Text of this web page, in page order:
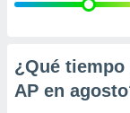
e
mediante
¿Qué tiempo
AP en agosto